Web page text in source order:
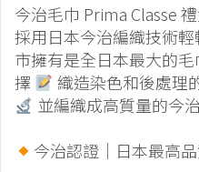
今治毛巾 Prima Classe
採用日本今治編織技術
市擁有是全日本最大的
擇
織造染色和後處理
並編織成高質量的今
今治認證｜日本最高